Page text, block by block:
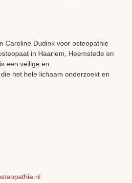
Caroline Dudink voor osteopathie
in Haarlem, Heemstede en
een veilige en
het hele lichaam onderzoekt en